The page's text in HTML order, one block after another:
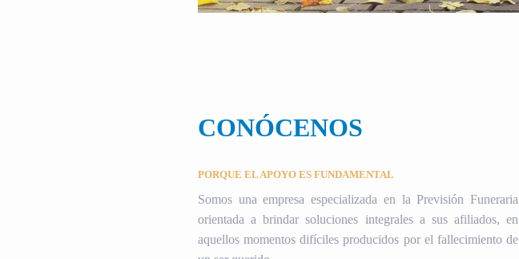
CONÓCENOS
PORQUE EL APOYO ES FUNDAMENTAL
Somos una empresa especializada en la Previsión Funeraria
orientada a brindar soluciones integrales a sus afiliados, en
aquellos momentos difíciles producidos por el fallecimiento de